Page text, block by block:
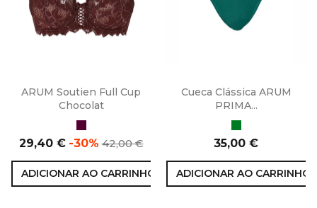
ARUM Soutien Full Cup
Chocolat
Preço
29,40 € -30% Preço
42,00 €
ADICIONAR AO CARRINHO
Cueca Clássica ARUM
PRIMA...
Preço
35,00 €
ADICIONAR AO CARRINHO